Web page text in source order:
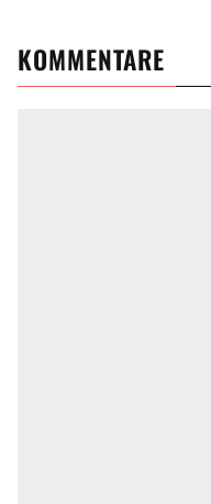
KOMMENTARE